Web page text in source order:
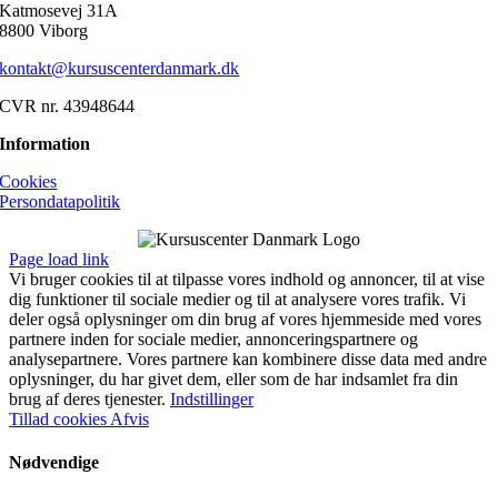
Katmosevej 31A
8800 Viborg
kontakt@kursuscenterdanmark.dk
CVR nr. 43948644
Information
Cookies
Persondatapolitik
Page load link
Vi bruger cookies til at tilpasse vores indhold og annoncer, til at vise
dig funktioner til sociale medier og til at analysere vores trafik. Vi
deler også oplysninger om din brug af vores hjemmeside med vores
partnere inden for sociale medier, annonceringspartnere og
analysepartnere. Vores partnere kan kombinere disse data med andre
oplysninger, du har givet dem, eller som de har indsamlet fra din
brug af deres tjenester. Indstillinger
Tillad cookies Afvis
Nødvendige